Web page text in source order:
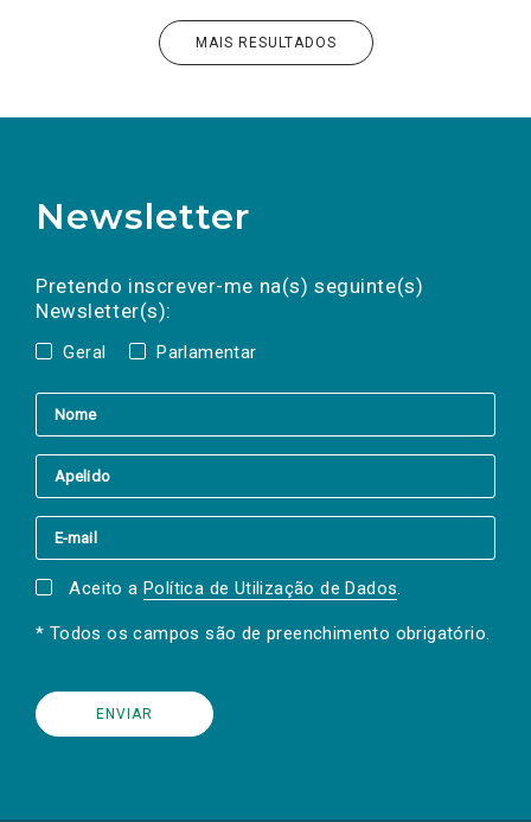
MAIS RESULTADOS
Newsletter
Pretendo inscrever-me na(s) seguinte(s)
Newsletter(s):
Geral Parlamentar
a(s) newsletter(s).
mail
Aceito a Política de Utilização de Dados.
* Todos os campos são de preenchimento obrigatório.